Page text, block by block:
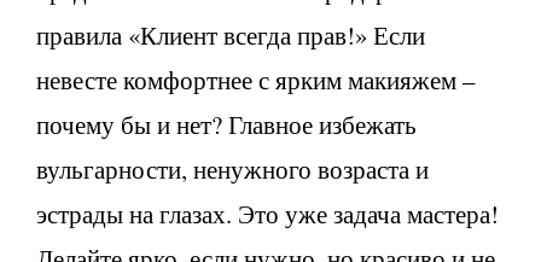
правила «Клиент всегда прав!» Если
невесте комфортнее с ярким макияжем –
почему бы и нет? Главное избежать
вульгарности, ненужного возраста и
эстрады на глазах. Это уже задача мастера!